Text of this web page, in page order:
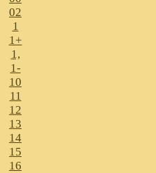
02
1
1+
1,
1-
10
11
12
13
14
15
16